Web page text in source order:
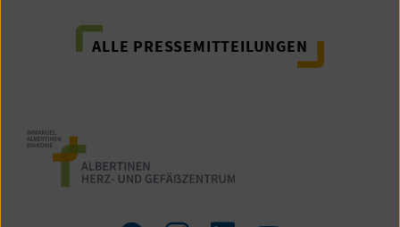
ALLE PRESSEMITTEILUNGEN